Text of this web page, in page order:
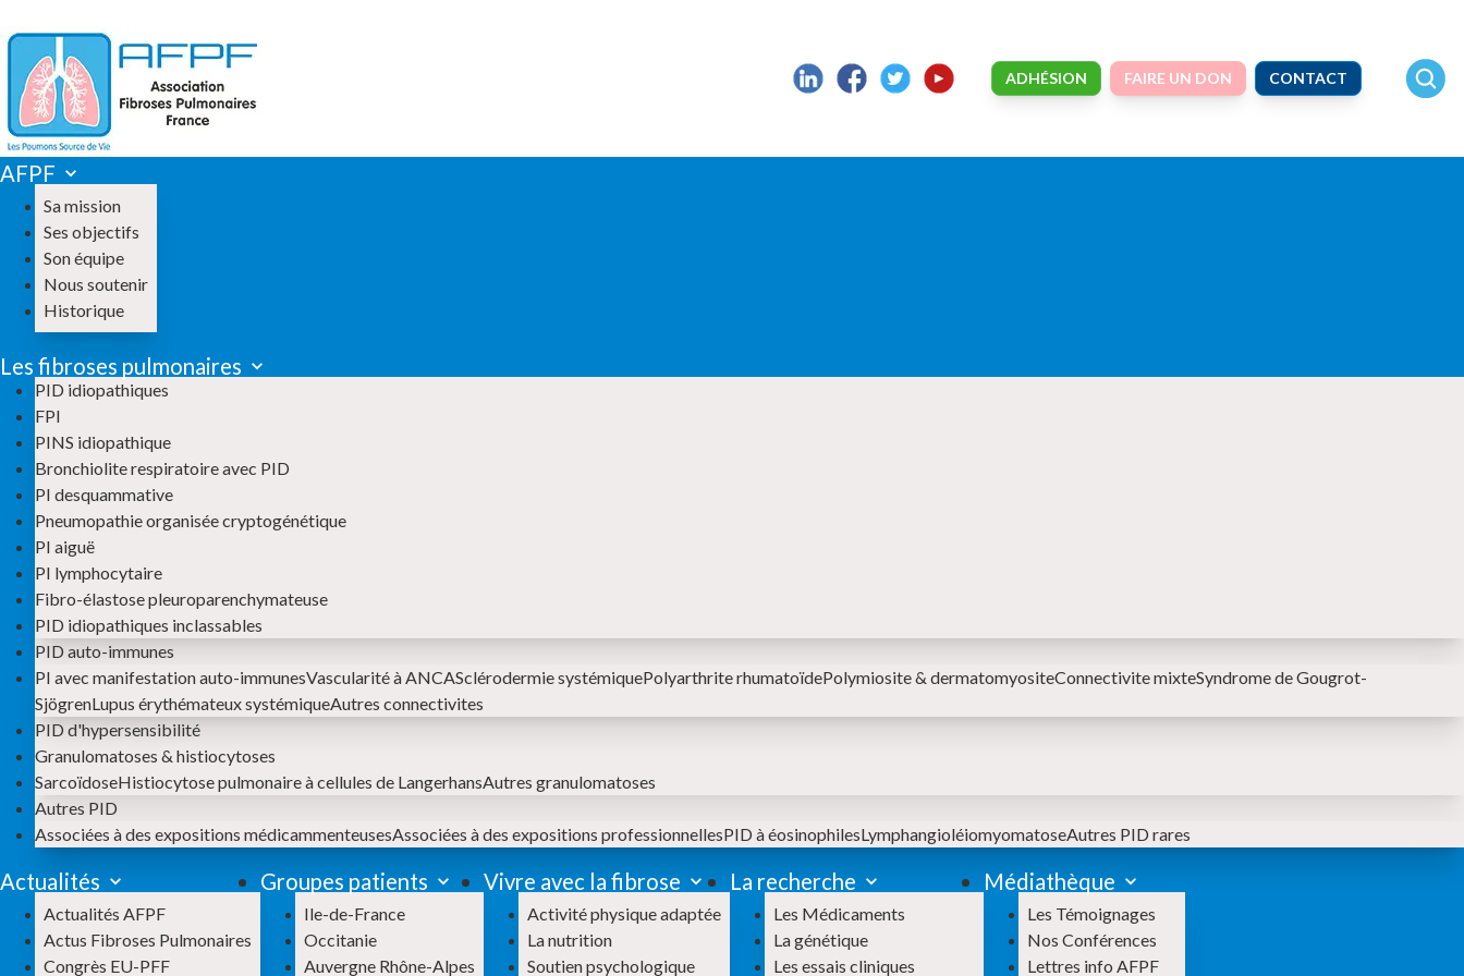
ADHÉSION FAIRE UN DON CONTACT
AFPF
Sa mission
Ses objectifs
Son équipe
Nous soutenir
Historique
Les fibroses pulmonaires
PID idiopathiques
FPI
PINS idiopathique
Bronchiolite respiratoire avec PID
PI desquammative
Pneumopathie organisée cryptogénétique
PI aiguë
PI lymphocytaire
Fibro-élastose pleuroparenchymateuse
PID idiopathiques inclassables
PID auto-immunes
PI avec manifestation auto-immunesVascularité à ANCASclérodermie systémiquePolyarthrite rhumatoïdePolymiosite & dermatomyositeConnectivite mixteSyndrome de Gougrot-
SjögrenLupus érythémateux systémiqueAutres connectivites
PID d'hypersensibilité
Granulomatoses & histiocytoses
SarcoïdoseHistiocytose pulmonaire à cellules de LangerhansAutres granulomatoses
Autres PID
Associées à des expositions médicammenteusesAssociées à des expositions professionnellesPID à éosinophilesLymphangioléiomyomatoseAutres PID rares
Actualités
Actualités AFPF
Actus Fibroses Pulmonaires
Congrès EU-PFF
Groupes patients
Ile-de-France
Occitanie
Auvergne Rhône-Alpes
Vivre avec la fibrose
Activité physique adaptée
La nutrition
Soutien psychologique
La recherche
Les Médicaments
La génétique
Les essais cliniques
Médiathèque
Les Témoignages
Nos Conférences
Lettres info AFPF